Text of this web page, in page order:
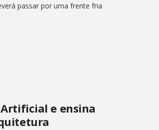
passar por uma frente fria
e ensina